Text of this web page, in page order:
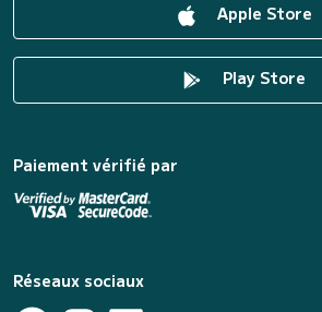
Apple Store
Play Store
Paiement vérifié par
Réseaux sociaux